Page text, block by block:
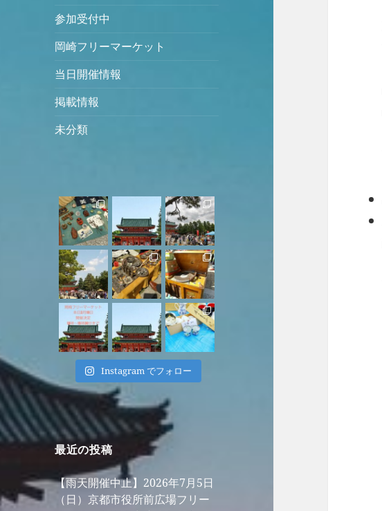
参加受付中
岡崎フリーマーケット
当日開催情報
掲載情報
未分類
Instagram でフォロー
最近の投稿
【雨天開催中止】2026年7月5日
（日）京都市役所前広場フリー